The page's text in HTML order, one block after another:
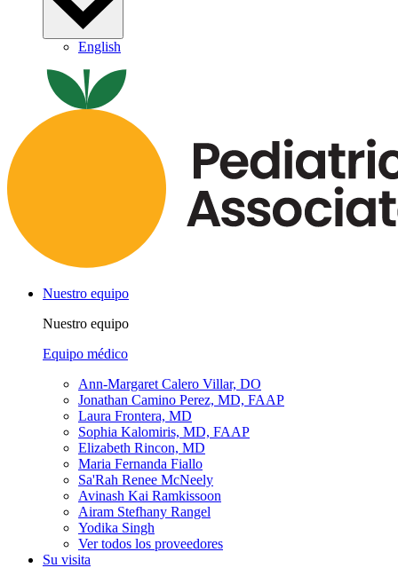
English
Nuestro equipo
Nuestro equipo
Equipo médico
Ann-Margaret Calero Villar, DO
Jonathan Camino Perez, MD, FAAP
Laura Frontera, MD
Sophia Kalomiris, MD, FAAP
Elizabeth Rincon, MD
Maria Fernanda Fiallo
Sa'Rah Renee McNeely
Avinash Kai Ramkissoon
Airam Stefhany Rangel
Yodika Singh
Ver todos los proveedores
Su visita